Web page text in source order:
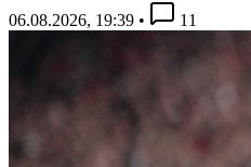
06.08.2026, 19:39 • 11